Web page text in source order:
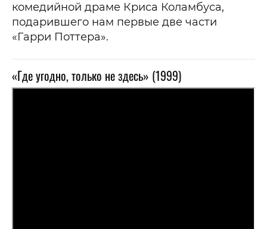
комедийной драме Криса Коламбуса,
подарившего нам первые две части
«Гарри Поттера».
«Где угодно, только не здесь» (1999)